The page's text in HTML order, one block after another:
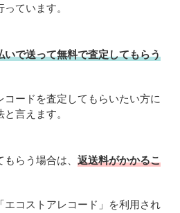
ています。
いで送って無料で査定してもらう
ードを査定してもらいたい方に
言えます。
らう場合は、 返送料がかかるこ
エコストアレコード」を利用され